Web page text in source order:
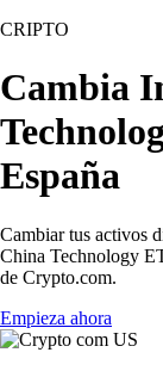
CRIPTO
Cambia
España
Cambiar tus activos
China Technology
de Crypto.com.
Empieza ahora